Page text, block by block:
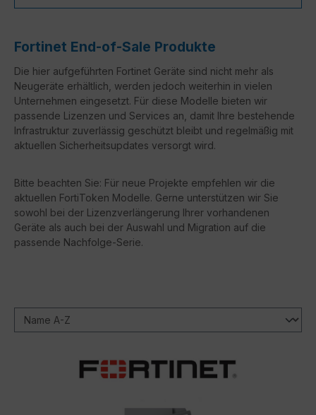
Fortinet End-of-Sale Produkte
Die hier aufgeführten Fortinet Geräte sind nicht mehr als
Neugeräte erhältlich, werden jedoch weiterhin in vielen
Unternehmen eingesetzt. Für diese Modelle bieten wir
passende Lizenzen und Services an, damit Ihre bestehende
Infrastruktur zuverlässig geschützt bleibt und regelmäßig mit
aktuellen Sicherheitsupdates versorgt wird.
Bitte beachten Sie: Für neue Projekte empfehlen wir die
aktuellen FortiToken Modelle. Gerne unterstützen wir Sie
sowohl bei der Lizenzverlängerung Ihrer vorhandenen
Geräte als auch bei der Auswahl und Migration auf die
passende Nachfolge-Serie.